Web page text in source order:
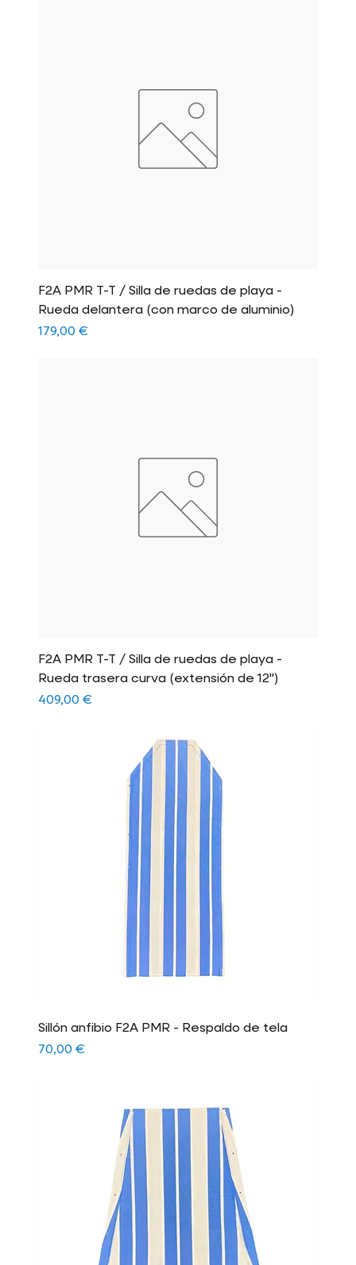
F2A PMR T-T / Silla de ruedas de playa -
Rueda delantera (con marco de aluminio)
Precio
179,00 €
F2A PMR T-T / Silla de ruedas de playa -
Rueda trasera curva (extensión de 12")
Precio
409,00 €
Sillón anfibio F2A PMR - Respaldo de tela
Precio
70,00 €